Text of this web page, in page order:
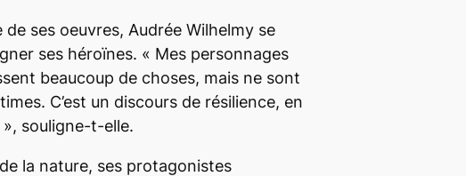
de ses oeuvres, Audrée Wilhelmy se
ses héroïnes. « Mes personnages
beaucoup de choses, mais ne sont
C’est un discours de résilience, en
», souligne-t-elle.
la nature, ses protagonistes